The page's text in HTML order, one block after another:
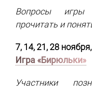
Вопросы игры
прочитать и
7, 14, 21, 28
Игра «Бирюльки»
Участники